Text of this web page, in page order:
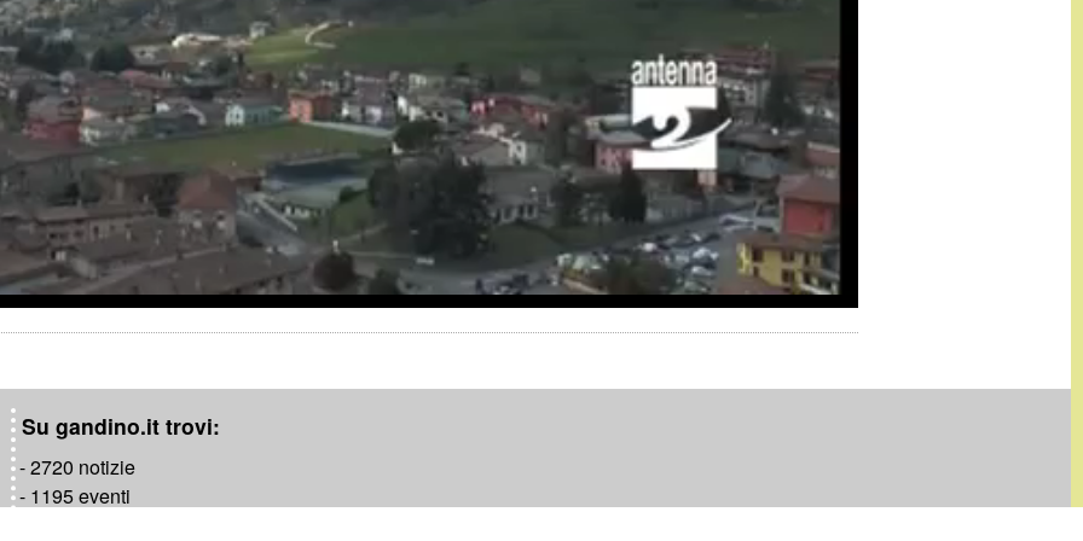
a
y
V
i
d
e
Su gandino.it trovi:
- 2720 notizie
- 1195 eventi